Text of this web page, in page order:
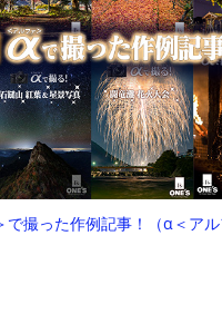
で撮った作例記事！（α＜ア